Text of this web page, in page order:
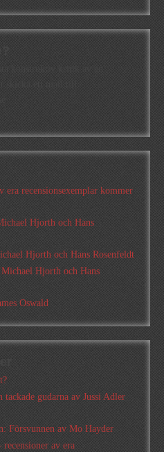
konstruktiv kritik av en
era recensionsexemplar kommer
Hjorth och Hans
Hjorth och Hans Rosenfeldt
Hjorth och Hans
Oswald
tackade gudarna av Jussi Adler
Försvunnen av Mo Hayder
av era